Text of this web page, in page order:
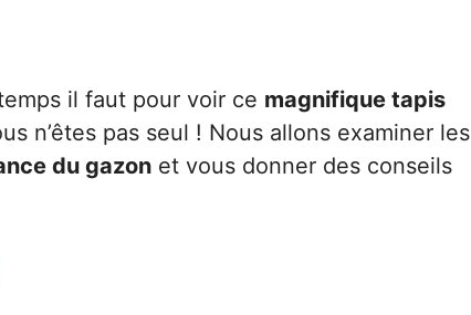
il faut pour voir ce magnifique tapis
n’êtes pas seul ! Nous allons examiner les
du gazon et vous donner des conseils